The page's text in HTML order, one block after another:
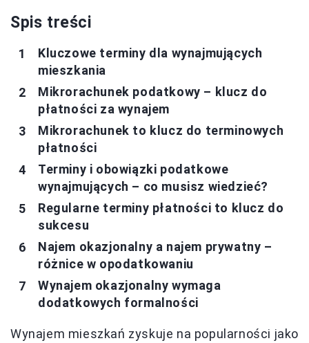
Spis treści
Kluczowe terminy dla wynajmujących
mieszkania
Mikrorachunek podatkowy – klucz do
płatności za wynajem
Mikrorachunek to klucz do terminowych
płatności
Terminy i obowiązki podatkowe
wynajmujących – co musisz wiedzieć?
Regularne terminy płatności to klucz do
sukcesu
Najem okazjonalny a najem prywatny –
różnice w opodatkowaniu
Wynajem okazjonalny wymaga
dodatkowych formalności
Wynajem mieszkań zyskuje na popularności jako